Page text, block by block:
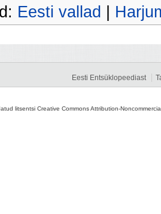
Eesti vallad
Eesti Entsüklopeediast
litsentsi Creative Commons Attribution-